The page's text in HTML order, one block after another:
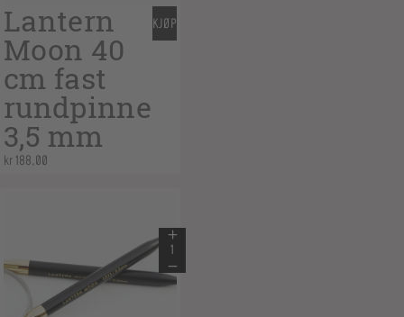
Lantern
Moon 40
cm fast
rundpinne
3,5 mm
kr188,00
KJØP